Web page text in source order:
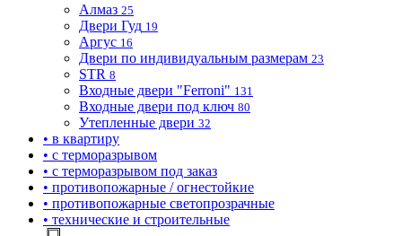
Алмаз 25
Двери Гуд 19
Аргус 16
Двери по индивидуальным размерам 23
STR 8
Входные двери "Ferroni" 131
Входные двери под ключ 80
Утепленные двери 32
• в квартиру
• с терморазрывом
• с терморазрывом под заказ
• противопожарные / огнестойкие
• противопожарные светопрозрачные
• технические и строительные